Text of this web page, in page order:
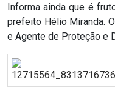
E
VOCÊ
ASSEMBLEIA
LEGISLATIVA
Informa ainda que é
prefeito Hélio Miranda.
e Agente de Proteção e